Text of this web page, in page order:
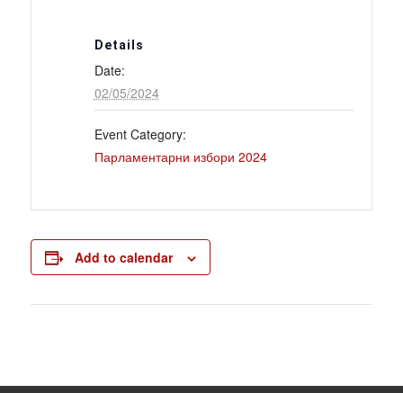
Details
Date:
02/05/2024
Event Category:
Парламентарни избори 2024
Add to calendar